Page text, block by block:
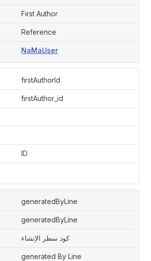
First Author
Reference
NaMaUser
firstAuthorId
firstAuthor_id
ID
generatedByLine
generatedByLine
كود سطر الإنشاء
generated By Line